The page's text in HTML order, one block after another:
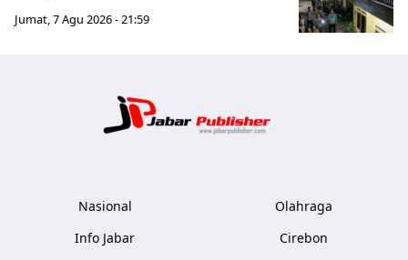
Jumat, 7 Agu 2026 - 21:59
Nasional
Info Jabar
Olahraga
Cirebon